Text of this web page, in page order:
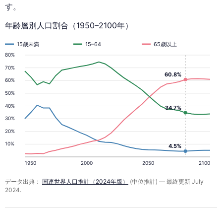
す。
年齢層別人口割合（1950–2100年）
10%
20%
30%
40%
50%
60%
70%
80%
1950 2000 2050 2100
15歳未満 15–64 65歳以上
4.5%
60.8%
34.7%
データ出典： 国連世界人口推計（2024年版）
(中位推計) — 最終更新 July
2024.